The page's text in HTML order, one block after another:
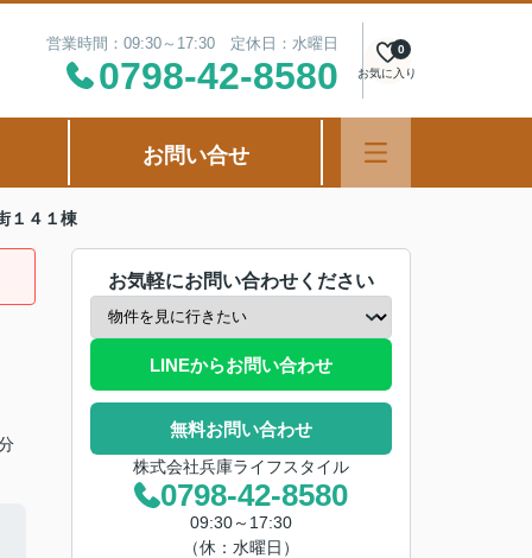
営業時間：09:30～17:30 定休日：水曜日
0798-42-8580 お気に入り
0
お問い合せ
１４１棟
お気軽にお問い合わせください
LINEからお問い合わせ
無料お問い合わせ
株式会社兵庫ライフスタイル
0798-42-8580
09:30～17:30
（休：水曜日）